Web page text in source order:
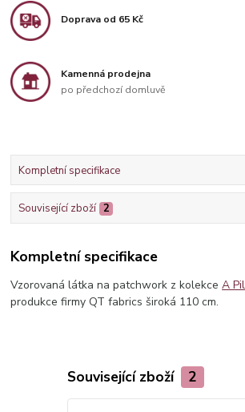
Doprava od 65 Kč
Kamenná prodejna
po předchozí domluvě
Kompletní specifikace
Související zboží 2
Kompletní specifikace
Vzorovaná látka na patchwork z kolekceA
produkce firmy QT fabrics široká 110 cm.
Související zboží 2